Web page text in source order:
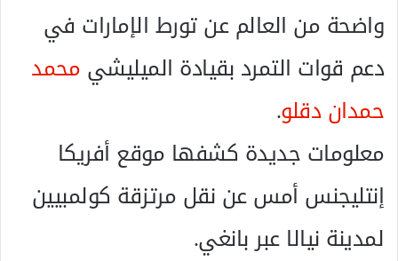
واضحة من العالم عن تورط الإمارات في
دعم قوات التمرد بقيادة الميليشيمحمد
حمدان دقلو.
معلومات جديدة كشفها موقع أفريكا
إنتليجنس أمس عن نقل مرتزقة كولمبيين
لمدينة نيالا عبر بانغي.